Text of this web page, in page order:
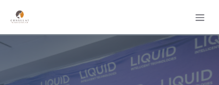
contenu